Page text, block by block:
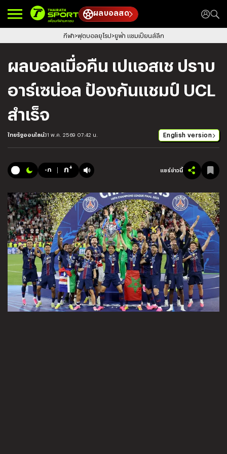
ผลบอลสด
กีฬา ฟุตบอลยุโรป ยูฟ่า แชมเปียนส์ลีก
ผลบอลเมื่อคืน เปแอสเช ปราบ
อาร์เซน่อล ป้องกันแชมป์ UCL
สำเร็จ
ไทยรัฐออนไลน์31 พ.ค. 2569 07:42 น. English version
-ก ก+ แชร์ข่าวนี้